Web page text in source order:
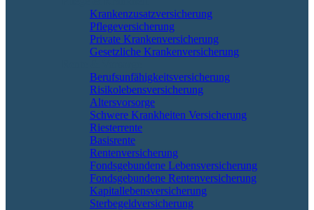
Krankenzusatzversicherung
Pflegeversicherung
Private Krankenversicherung
Gesetzliche Krankenversicherung
Berufs­unfähigkeitsversicherung
Risikolebensversicherung
Altersvorsorge
Schwere Krankheiten Versicherung
Riesterrente
Basisrente
Rentenversicherung
Fondsgebundene Lebensversicherung
Fondsgebundene Rentenversicherung
Kapitallebensversicherung
Sterbegeldversicherung